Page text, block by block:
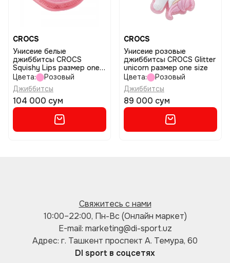
CROCS
Унисеие белые
джиббитсы CROCS
Squishy Lips размер one
size
Цвета:
Розовый
Джиббитсы
104 000 сум
CROCS
Унисеие розовые
джиббитсы CROCS Glitter
unicorn размер one size
Цвета:
Розовый
Джиббитсы
89 000 сум
Свяжитесь с нами
10:00–22:00, Пн-Вс (Онлайн маркет)
E-mail: marketing@di-sport.uz
Адрес: г. Ташкент проспект А. Темура, 60
DI sport в соцсетях